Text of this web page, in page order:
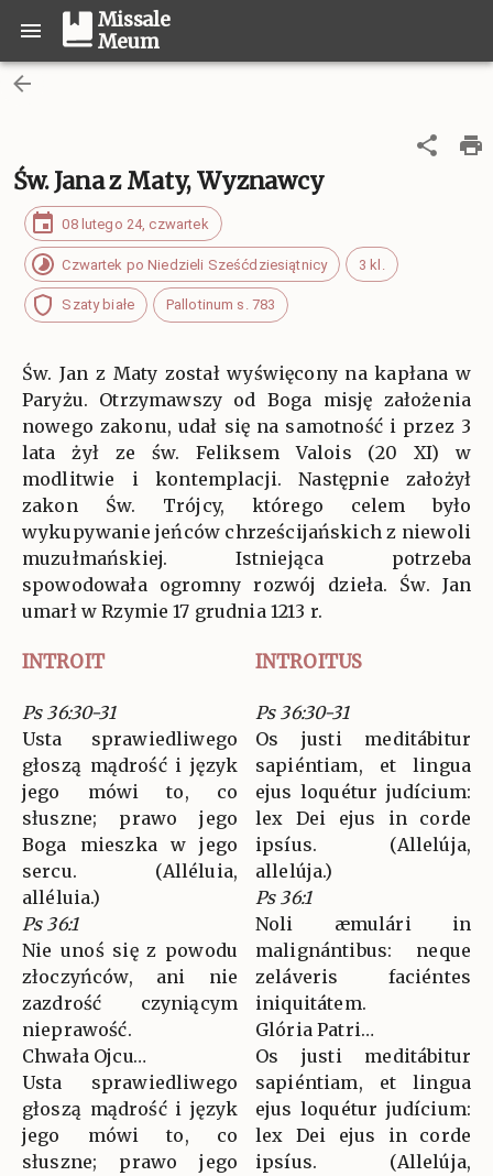
Missale
Meum
Św. Jana z Maty, Wyznawcy
08 lutego 24, czwartek
Czwartek po Niedzieli Sześćdziesiątnicy 3 kl.
Szaty białe Pallotinum s. 783
Św. Jan z Maty został wyświęcony na kapłana w
Paryżu. Otrzymawszy od Boga misję założenia
nowego zakonu, udał się na samotność i przez 3
lata żył ze św. Feliksem Valois (20 XI) w
modlitwie i kontemplacji. Następnie założył
zakon Św. Trójcy, którego celem było
wykupywanie jeńców chrześcijańskich z niewoli
muzułmańskiej. Istniejąca potrzeba
spowodowała ogromny rozwój dzieła. Św. Jan
umarł w Rzymie 17 grudnia 1213 r.
INTROIT INTROITUS
Ps 36:30-31
Usta sprawiedliwego
głoszą mądrość i język
jego mówi to, co
słuszne; prawo jego
Boga mieszka w jego
sercu. (Alléluia,
alléluia.)
Ps 36:1
Nie unoś się z powodu
złoczyńców, ani nie
zazdrość czyniącym
nieprawość.
Chwała Ojcu…
Usta sprawiedliwego
głoszą mądrość i język
jego mówi to, co
słuszne; prawo jego
Ps 36:30-31
Os justi meditábitur
sapiéntiam, et lingua
ejus loquétur judícium:
lex Dei ejus in corde
ipsíus. (Allelúja,
allelúja.)
Ps 36:1
Noli æmulári in
malignántibus: neque
zeláveris faciéntes
iniquitátem.
Glória Patri…
Os justi meditábitur
sapiéntiam, et lingua
ejus loquétur judícium:
lex Dei ejus in corde
ipsíus. (Allelúja,